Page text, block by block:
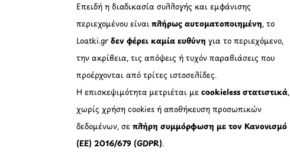
Επειδή η διαδικασία συλλογής και εμφάνισης
περιεχομένου είναιπλήρως αυτοματοποιημένη, το
Loatki.grδεν φέρει καμία ευθύνη για το περιεχόμενο,
την ακρίβεια, τις απόψεις ή τυχόν παραβιάσεις που
προέρχονται από τρίτες ιστοσελίδες.
Η επισκεψιμότητα μετριέται μεcookieless στατιστικά,
χωρίς χρήση cookies ή αποθήκευση προσωπικών
δεδομένων, σεπλήρη συμμόρφωση με τον Κανονισμό
(ΕΕ) 2016/679 (GDPR).